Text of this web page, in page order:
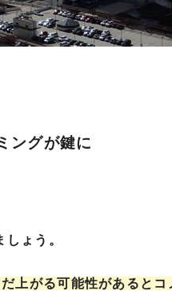
ングが鍵に
ょう。
上がる可能性があるとコ